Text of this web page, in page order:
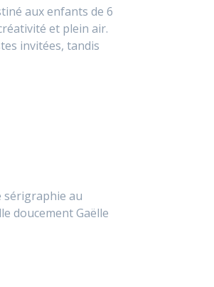
aux enfants de 6
et plein air.
invitées, tandis
sérigraphie au
doucement Gaëlle